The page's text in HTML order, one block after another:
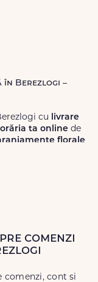
Berezlogi –
cu livrare
ta online de
florale
România.
, pentru ca tu
ai nevoie.
comenzi
comenzi, cont si